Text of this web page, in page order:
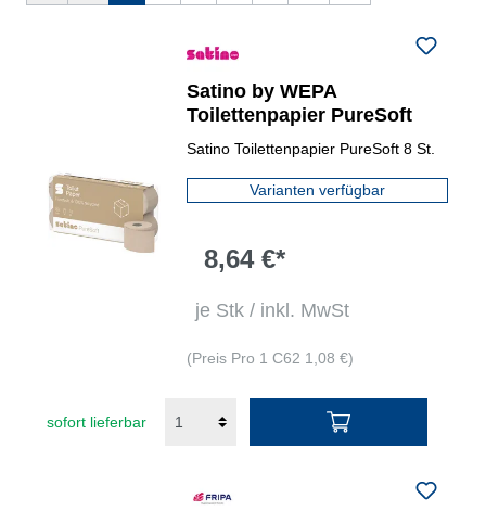
Satino by WEPA
Toilettenpapier PureSoft
Satino Toilettenpapier PureSoft 8 St.
Varianten verfügbar
8,64 €*
je Stk / inkl. MwSt
(Preis Pro 1 C62 1,08 €)
sofort lieferbar